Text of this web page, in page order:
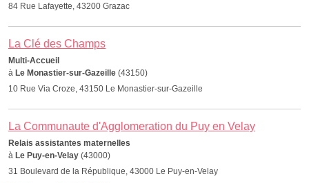
84 Rue Lafayette, 43200 Grazac
La Clé des Champs
Multi-Accueil
à Le Monastier-sur-Gazeille (43150)
10 Rue Via Croze, 43150 Le Monastier-sur-Gazeille
La Communaute d'Agglomeration du Puy en Velay
Relais assistantes maternelles
à Le Puy-en-Velay (43000)
31 Boulevard de la République, 43000 Le Puy-en-Velay